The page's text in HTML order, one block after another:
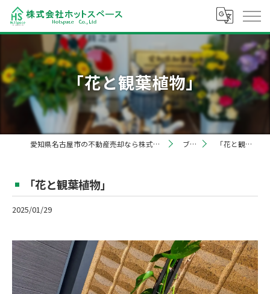
「花と観葉植物」
愛知県名古屋市の不動産売却なら株式会社ホットスペース ブログ 「花と観葉植物」
「花と観葉植物」
2025/01/29